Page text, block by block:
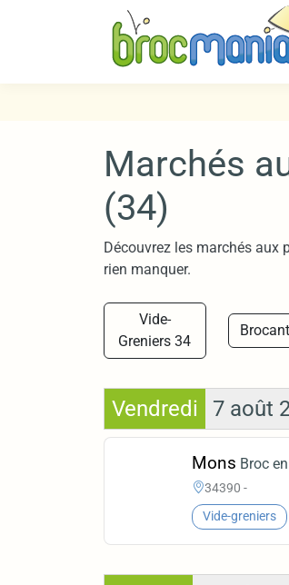
Marchés
(34)
Découvrez les marchés aux
rien manquer.
Vide-
Greniers 34
Vendredi 7 août
Mons Broc
34390 -
Vide-greniers